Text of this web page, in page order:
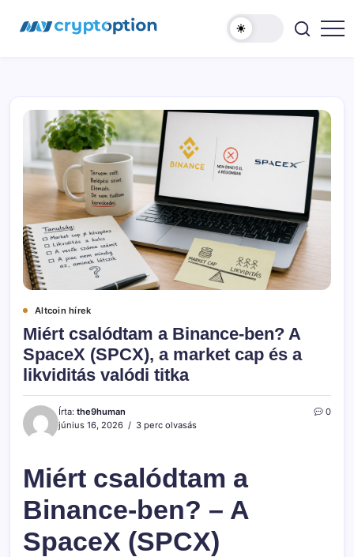
MyCryptOption
Altcoin hírek
Miért csalódtam a Binance-ben? A
SpaceX (SPCX), a market cap és a
likviditás valódi titka
Írta: the9human
június 16, 2026
3 perc olvasás
0
Miért csalódtam a
Binance-ben? – A
SpaceX (SPCX)